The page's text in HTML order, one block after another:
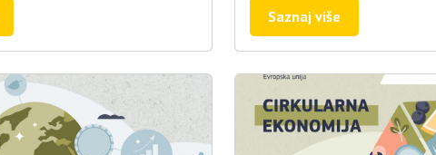
Saznaj više